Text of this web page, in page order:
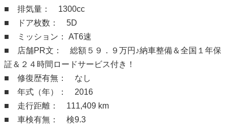
■ 排気量： 1300cc
■ ドア枚数： 5D
■ ミッション： AT6速
■ 店舗PR文： 総額５９．９万円♪納車整備＆全国１年保
証＆２４時間ロードサービス付き！
■ 修復歴有無： なし
■ 年式（年）： 2016
■ 走行距離： 111,409 km
■ 車検有無： 検9.3